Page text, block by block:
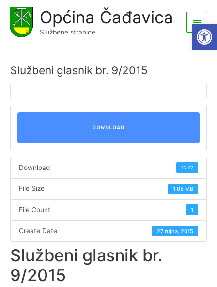
content
Općina Čađavica
Službene stranice
Main
Menu
Službeni glasnik br. 9/2015
DOWNLOAD
Download 1272
File Size 1.05 MB
File Count 1
Create Date 27 rujna, 2015
Službeni glasnik br.
9/2015